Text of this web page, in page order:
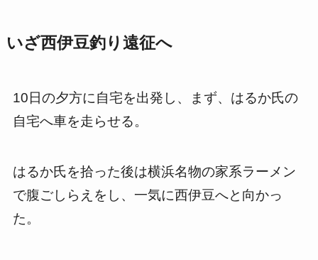
いざ西伊豆釣り遠征へ
10日の夕方に自宅を出発し、まず、はるか氏の
自宅へ車を走らせる。
はるか氏を拾った後は横浜名物の家系ラーメン
で腹ごしらえをし、一気に西伊豆へと向かっ
た。